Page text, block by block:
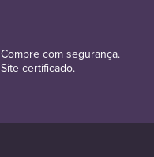
Compre com segurança.
Site certificado.